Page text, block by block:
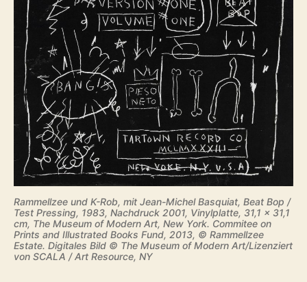
Rammellzee und K-Rob, mit Jean-Michel Basquiat, Beat Bop /
Test Pressing, 1983, Nachdruck 2001, Vinylplatte, 31,1 × 31,1
cm, The Museum of Modern Art, New York. Commitee on
Prints and Illustrated Books Fund, 2013, © Rammellzee
Estate. Digitales Bild © The Museum of Modern Art/Lizenziert
von SCALA / Art Resource, NY